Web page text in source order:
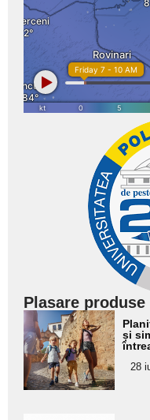
Plasare produse
Adaugă
aici textul
pentru
subtitlu
și
28